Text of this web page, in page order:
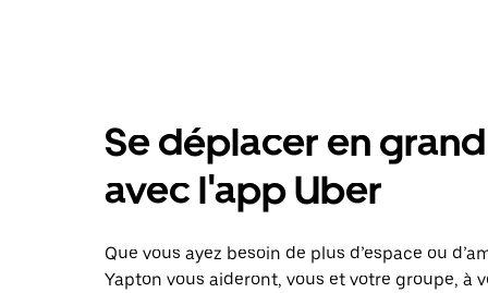
Se déplacer en
avec l'app Uber
Que vous ayez besoin de plus d’espace ou
Yapton vous aideront, vous et votre groupe, à